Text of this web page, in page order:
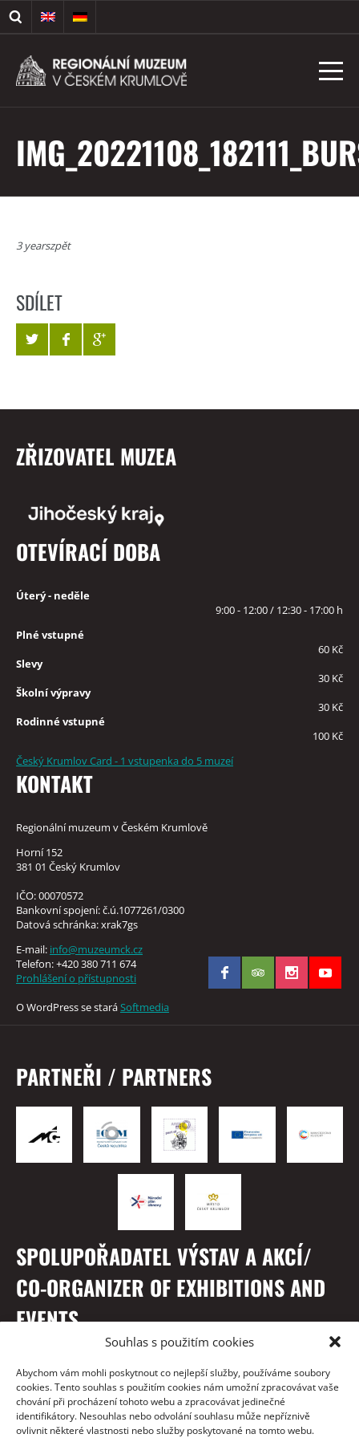
Souhlas s použitím cookies
Abychom vám mohli poskytnout co nejlepší služby, používáme soubory
cookies. Tento souhlas s použitím cookies nám umožní zpracovávat vaše
chování při procházení tohoto webu a zpracovávat jedinečné
identifikátory. Nesouhlas nebo odvolání souhlasu může nepříznivě
ovlivnit některé vlastnosti nebo služby poskytované na tomto webu.
3 yearszpět
SDÍLET
ZŘIZOVATEL MUZEA
OTEVÍRACÍ DOBA
Úterý - neděle
9:00 - 12:00 / 12:30 - 17:00 h
Plné vstupné
60 Kč
Slevy
30 Kč
Školní výpravy
30 Kč
Rodinné vstupné
100 Kč
Český Krumlov Card - 1 vstupenka do 5 muzeí
KONTAKT
Regionální muzeum v Českém Krumlově
Horní 152
381 01 Český Krumlov
IČO: 00070572
Bankovní spojení: č.ú.1077261/0300
Datová schránka: xrak7gs
E-mail: info@muzeumck.cz
Telefon: +420 380 711 674
Prohlášení o přístupnosti
O WordPress se staráSoftmedia
PARTNEŘI / PARTNERS
SPOLUPOŘADATEL VÝSTAV A AKCÍ/
CO-ORGANIZER OF EXHIBITIONS AND
EVENTS